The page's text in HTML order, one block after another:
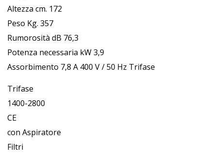
Altezza cm. 172
Peso Kg. 357
Rumorosità dB 76,3
Potenza necessaria kW 3,9
Assorbimento 7,8 A 400 V / 50 Hz Trifase
Trifase
1400-2800
CE
con Aspiratore
Filtri